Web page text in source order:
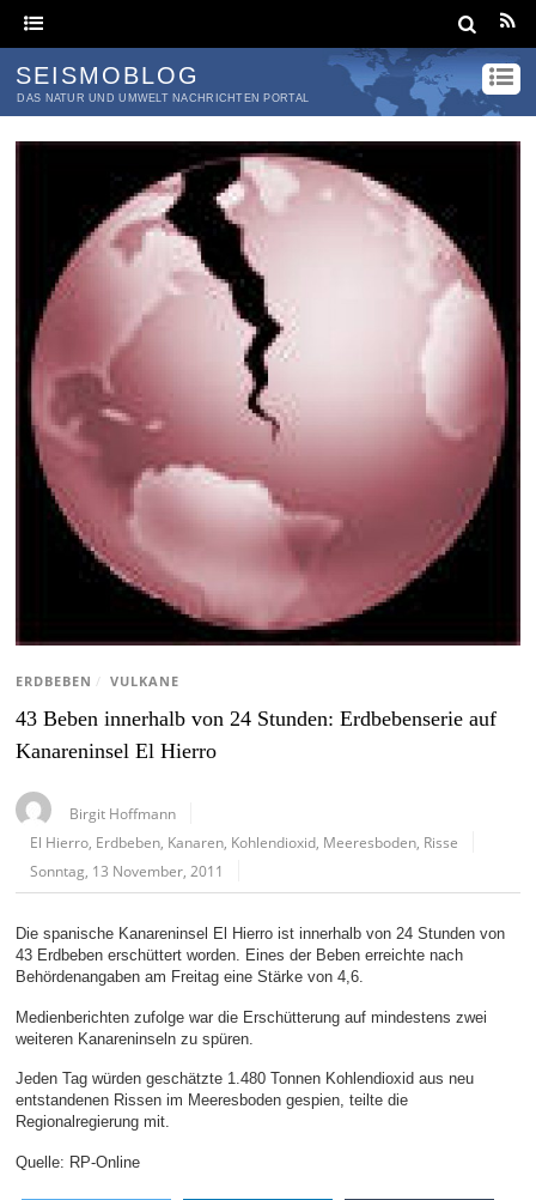
SEISMOBLOG
DAS NATUR UND UMWELT NACHRICHTEN PORTAL
ERDBEBEN / VULKANE
43 Beben innerhalb von 24 Stunden: Erdbebenserie auf
Kanareninsel El Hierro
Birgit Hoffmann
El Hierro Erdbeben Kanaren Kohlendioxid Meeresboden Risse
Sonntag, 13 November, 2011
Die spanische Kanareninsel El Hierro ist innerhalb von 24 Stunden von
43 Erdbeben erschüttert worden. Eines der Beben erreichte nach
Behördenangaben am Freitag eine Stärke von 4,6.
Medienberichten zufolge war die Erschütterung auf mindestens zwei
weiteren Kanareninseln zu spüren.
Jeden Tag würden geschätzte 1.480 Tonnen Kohlendioxid aus neu
entstandenen Rissen im Meeresboden gespien, teilte die
Regionalregierung mit.
Quelle: RP-Online